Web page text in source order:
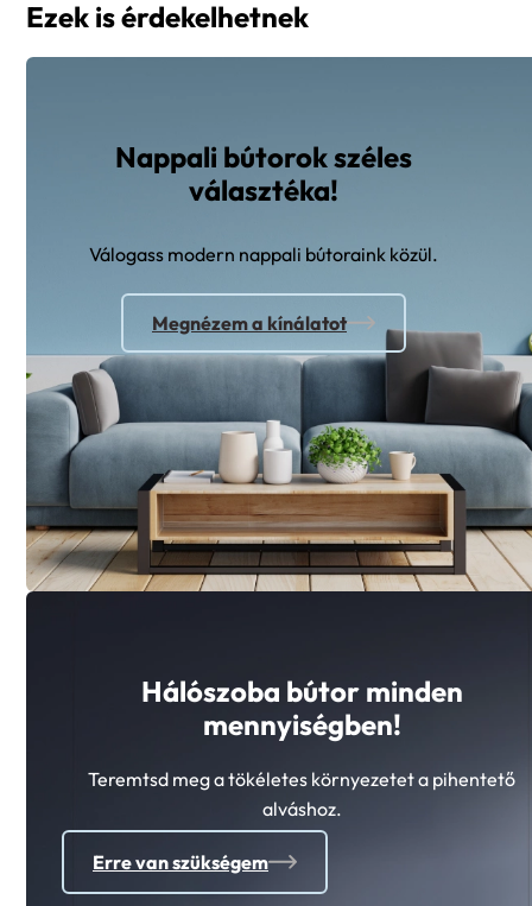
Ezek is érdekelhetnek
Nappali bútorok széles
választéka!
Válogass modern nappali bútoraink közül.
Megnézem a kínálatot
Hálószoba bútor minden
mennyiségben!
Teremtsd meg a tökéletes környezetet a pihentető
alváshoz.
Erre van szükségem